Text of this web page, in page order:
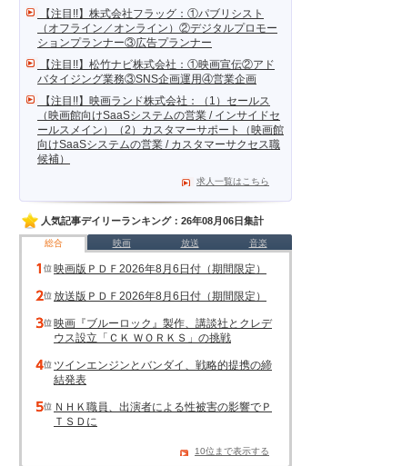
【注目!!】株式会社フラッグ：①パブリシスト
（オフライン／オンライン）②デジタルプロモー
ションプランナー③広告プランナー
【注目!!】松竹ナビ株式会社：①映画宣伝②アド
バタイジング業務③SNS企画運用④営業企画
【注目!!】映画ランド株式会社：（1）セールス
（映画館向けSaaSシステムの営業 / インサイドセ
ールスメイン）（2）カスタマーサポート（映画館
向けSaaSシステムの営業 / カスタマーサクセス職
候補）
求人一覧はこちら
人気記事デイリーランキング：26年08月06日集計
総合 映画 放送 音楽
映画版ＰＤＦ2026年8月6日付（期間限定）
放送版ＰＤＦ2026年8月6日付（期間限定）
映画『ブルーロック』製作、講談社とクレデ
ウス設立「ＣＫ ＷＯＲＫＳ」の挑戦
ツインエンジンとバンダイ、戦略的提携の締
結発表
ＮＨＫ職員、出演者による性被害の影響でＰ
ＴＳＤに
10位まで表示する